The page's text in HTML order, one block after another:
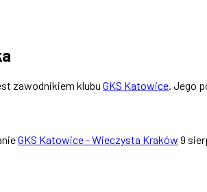
zawodnikiem klubu GKS Katowice . Jego
GKS Katowice - Wieczysta Kraków 9